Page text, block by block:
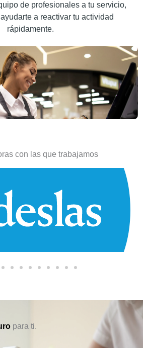
de profesionales a tu servicio,
a reactivar tu actividad
rápidamente.
con las que trabajamos
para ti.